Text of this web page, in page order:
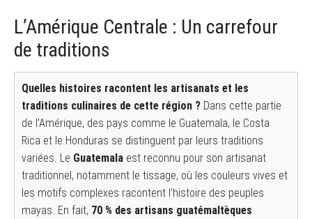
L’Amérique Centrale : Un carrefour
de traditions
Quelles histoires racontent les artisanats et les
traditions culinaires de cette région ? Dans cette partie
de l’Amérique, des pays comme le Guatemala, le Costa
Rica et le Honduras se distinguent par leurs traditions
variées. Le Guatemala est reconnu pour son artisanat
traditionnel, notamment le tissage, où les couleurs vives et
les motifs complexes racontent l’histoire des peuples
mayas. En fait, 70 % des artisans guatémaltèques